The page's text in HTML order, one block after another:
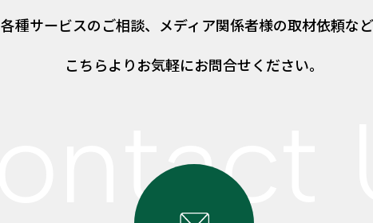
各種サービスのご相談、 メディア関係者様の取材依頼な
こちらよりお気軽にお問合せください。